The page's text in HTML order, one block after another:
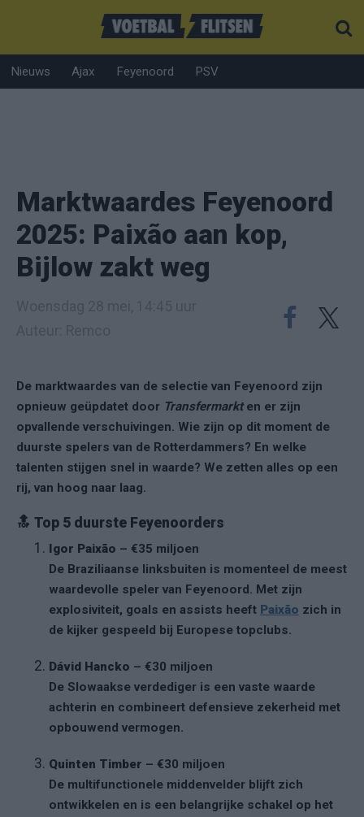
Nieuws Ajax Feyenoord PSV
Marktwaardes Feyenoord
2025: Paixão aan kop,
Bijlow zakt weg
De marktwaardes van de selectie van Feyenoord zijn
opnieuw geüpdatet door Transfermarkten er zijn
opvallende verschuivingen. Wie zijn op dit moment de
duurste spelers van de Rotterdammers? En welke
talenten stijgen snel in waarde? We zetten alles op een
rij, van hoog naar laag.
🔝 Top 5 duurste Feyenoorders
Igor Paixão – €35 miljoen
De Braziliaanse linksbuiten is momenteel de meest
waardevolle speler van Feyenoord. Met zijn
explosiviteit, goals en assists heeft Paixão zich in
de kijker gespeeld bij Europese topclubs.
Dávid Hancko – €30 miljoen
De Slowaakse verdediger is een vaste waarde
achterin en combineert defensieve zekerheid met
opbouwend vermogen.
Quinten Timber – €30 miljoen
De multifunctionele middenvelder blijft zich
ontwikkelen en is een belangrijke schakel op het